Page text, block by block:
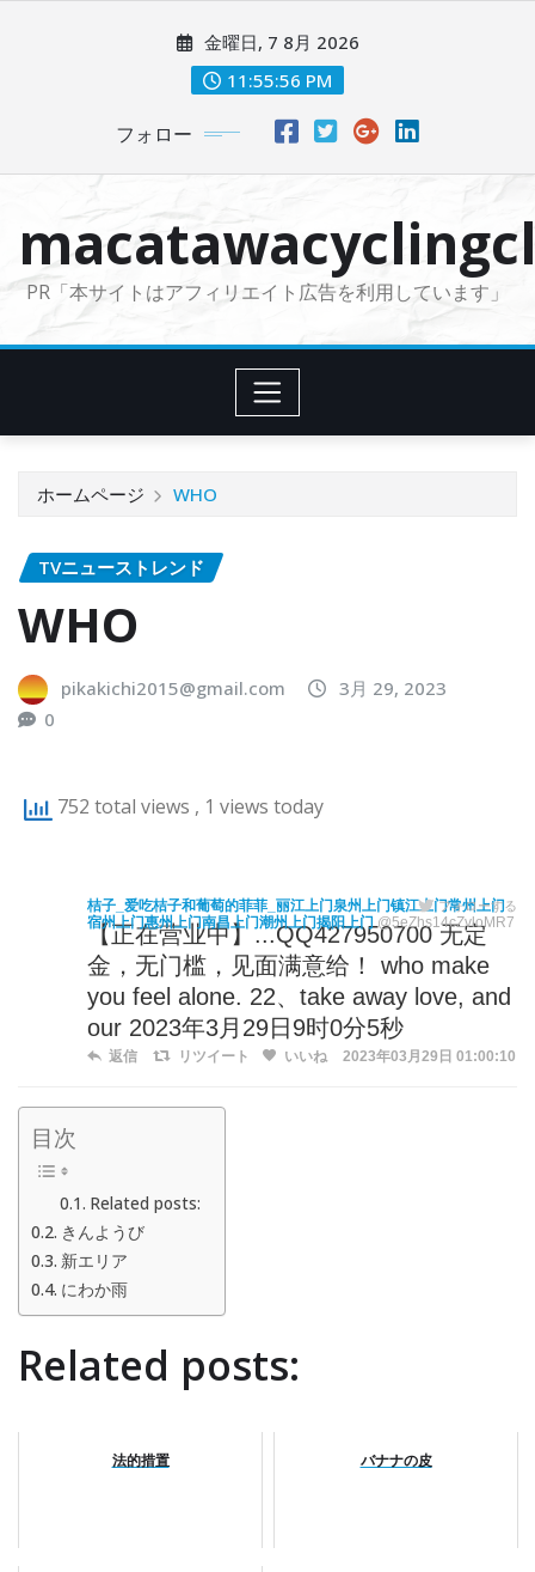
に
金曜日, 7 8月 2026
11:55:57 PM
フォロー
PR「本サイトはアフィリエイト広告を利用しています」
ホームページ WHO
TVニューストレンド
WHO
pikakichi2015@gmail.com
3月 29, 2023
0
752 total views , 1 views today
桔子_爱吃桔子和葡萄的菲菲_丽江上门泉州上门镇江上门常州上门
宿州上门惠州上门南昌上门潮州上门揭阳上门 @5eZhs14cZvloMR7
フォローする
【正在营业中】...QQ427950700 无定
金，无门槛，见面满意给！ who make
you feel alone. 22、take away love, and
our 2023年3月29日9时0分5秒
返信 リツイート いいね 2023年03月29日 01:00:10
目次
Related posts:
きんようび
新エリア
にわか雨
Related posts:
法的措置 バナナの皮